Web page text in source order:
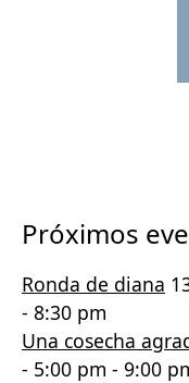
Próximos
Ronda de diana
- 8:30 pm
Una cosecha
- 5:00 pm - 9:00